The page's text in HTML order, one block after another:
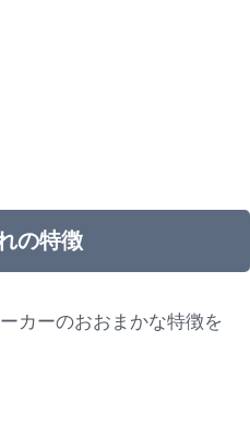
の特徴
カーのおおまかな特徴を